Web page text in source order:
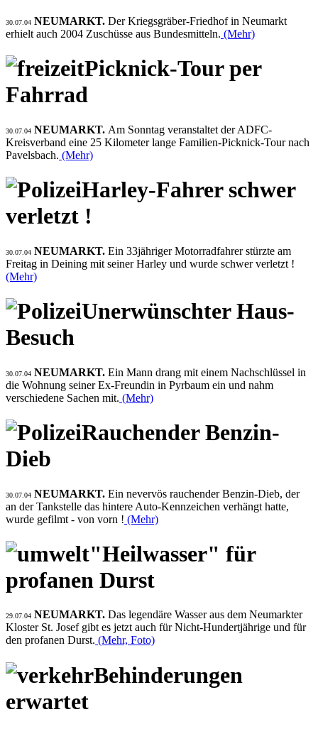
30.07.04 NEUMARKT. Der Kriegsgräber-Friedhof in Neumarkt
erhielt auch 2004 Zuschüsse aus Bundesmitteln. (Mehr)
Picknick-Tour per
Fahrrad
30.07.04 NEUMARKT. Am Sonntag veranstaltet der ADFC-
Kreisverband eine 25 Kilometer lange Familien-Picknick-Tour nach
Pavelsbach. (Mehr)
Harley-Fahrer schwer
verletzt !
30.07.04 NEUMARKT. Ein 33jähriger Motorradfahrer stürzte am
Freitag in Deining mit seiner Harley und wurde schwer verletzt !
(Mehr)
Unerwünschter Haus-
Besuch
30.07.04 NEUMARKT. Ein Mann drang mit einem Nachschlüssel in
die Wohnung seiner Ex-Freundin in Pyrbaum ein und nahm
verschiedene Sachen mit. (Mehr)
Rauchender Benzin-
Dieb
30.07.04 NEUMARKT. Ein nevervös rauchender Benzin-Dieb, der
an der Tankstelle das hintere Auto-Kennzeichen verhängt hatte,
wurde gefilmt - von vorn ! (Mehr)
"Heilwasser" für
profanen Durst
29.07.04 NEUMARKT. Das legendäre Wasser aus dem Neumarkter
Kloster St. Josef gibt es jetzt auch für Nicht-Hundertjährige und für
den profanen Durst. (Mehr, Foto)
Behinderungen
erwartet